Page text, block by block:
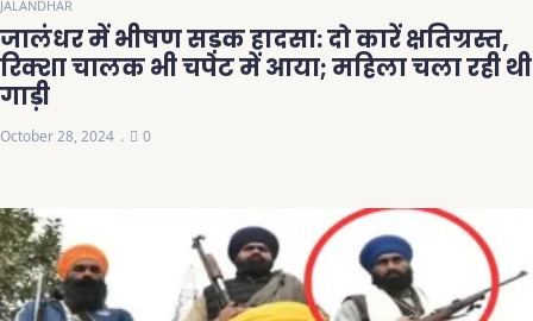
JALANDHAR
जालंधर में भीषण सड़क हादसा: दो कारें क्षतिग्रस्त,
रिक्शा चालक भी चपेट में आया; महिला चला रही थी
गाड़ी
October 28, 2024 0